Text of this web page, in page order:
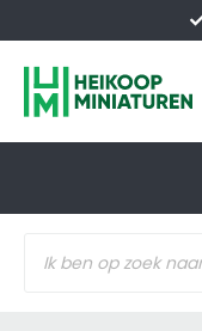
naar
inhoud
zoeken